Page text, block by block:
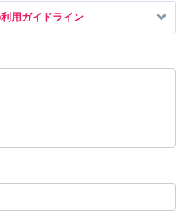
用ガイドライン
ってはコメント削除や書き込み制
稿すること
絡む内容の投稿